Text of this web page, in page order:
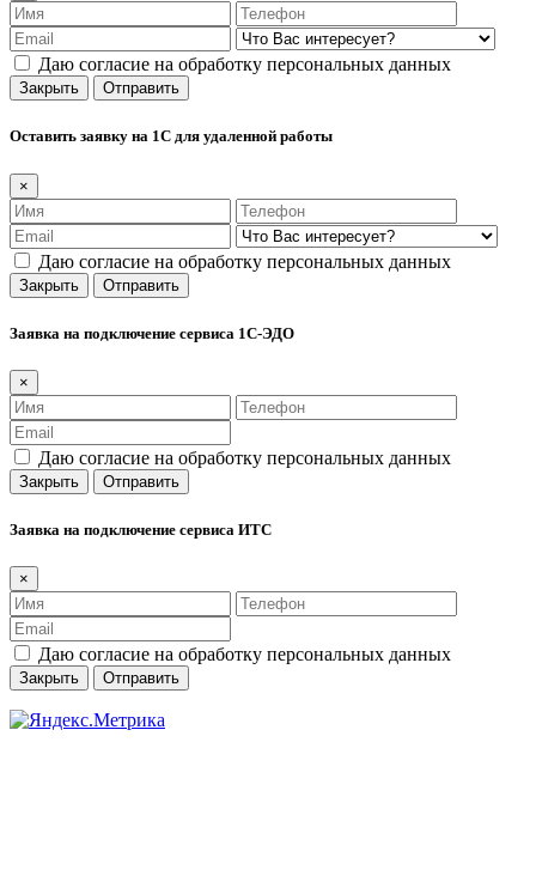
Даю согласие на обработку персональных данных
Закрыть Отправить
Оставить заявку на 1С для удаленной работы
×
Даю согласие на обработку персональных данных
Закрыть Отправить
Заявка на подключение сервиса 1С-ЭДО
×
Даю согласие на обработку персональных данных
Закрыть Отправить
Заявка на подключение сервиса ИТС
×
Даю согласие на обработку персональных данных
Закрыть Отправить